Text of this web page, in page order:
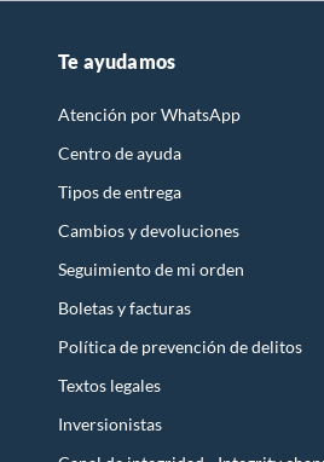
Te ayudamos
Atención por WhatsApp
Centro de ayuda
Tipos de entrega
Cambios y devoluciones
Seguimiento de mi orden
Boletas y facturas
Política de prevención de delitos
Textos legales
Inversionistas